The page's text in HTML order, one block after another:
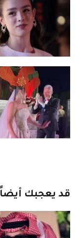
قد يعجبك أيضاً